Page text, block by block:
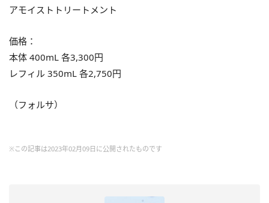
アモイストトリートメント
価格：
本体 400mL 各3,300円
レフィル 350mL 各2,750円
（フォルサ）
※この記事は2023年02月09日に公開されたものです